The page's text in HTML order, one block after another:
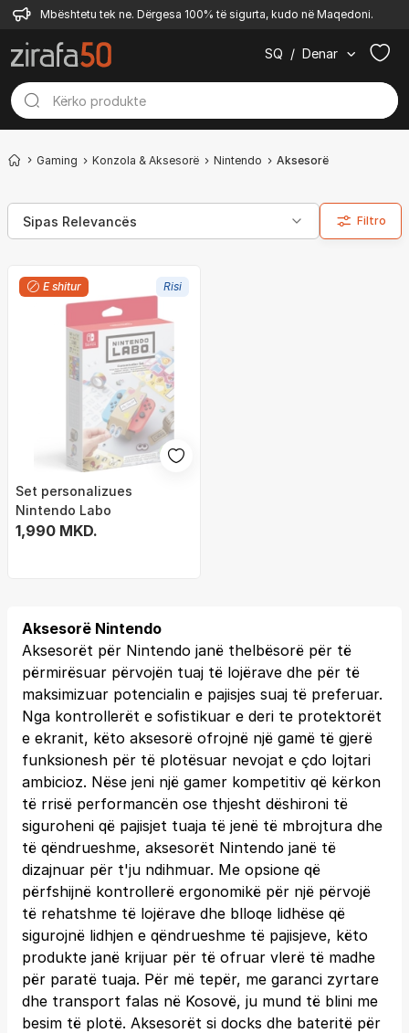
Mbështetu tek ne. Dërgesa 100% të sigurta, kudo në Maqedoni.
SQ / Denar
Gaming Konzola & Aksesorë Nintendo Aksesorë
Filtro
E shitur Risi
Set personalizues
Nintendo Labo
1,990 MKD.
Aksesorë Nintendo
Aksesorët për Nintendo janë thelbësorë për të
përmirësuar përvojën tuaj të lojërave dhe për të
maksimizuar potencialin e pajisjes suaj të preferuar.
Nga kontrollerët e sofistikuar e deri te protektorët
e ekranit, këto aksesorë ofrojnë një gamë të gjerë
funksionesh për të plotësuar nevojat e çdo lojtari
ambicioz. Nëse jeni një gamer kompetitiv që kërkon
të rrisë performancën ose thjesht dëshironi të
siguroheni që pajisjet tuaja të jenë të mbrojtura dhe
të qëndrueshme, aksesorët Nintendo janë të
dizajnuar për t'ju ndihmuar. Me opsione që
përfshijnë kontrollerë ergonomikë për një përvojë
të rehatshme të lojërave dhe blloqe lidhëse që
sigurojnë lidhjen e qëndrueshme të pajisjeve, këto
produkte janë krijuar për të ofruar vlerë të madhe
për paratë tuaja. Për më tepër, me garanci zyrtare
dhe transport falas në Kosovë, ju mund të blini me
besim të plotë. Aksesorët si docks dhe bateritë për